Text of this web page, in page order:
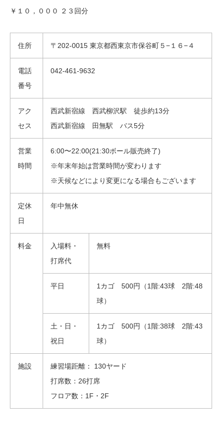
￥１０，０００ ２３回分
住所 〒202-0015 東京都西東京市保谷町５−１６−４
電話
番号
042-461-9632
アク
セス
西武新宿線 西武柳沢駅 徒歩約13分
西武新宿線 田無駅 バス5分
営業
時間
6:00〜22:00(21:30ボール販売終了)
※年末年始は営業時間が変わります
※天候などにより変更になる場合もございます
定休
日
年中無休
料金
入場料・
打席代
無料
平日
1カゴ 500円（1階:43球 2階:48
球）
土・日・
祝日
1カゴ 500円（1階:38球 2階:43
球）
施設
練習場距離： 130ヤード
打席数：26打席
フロア数：1F・2F